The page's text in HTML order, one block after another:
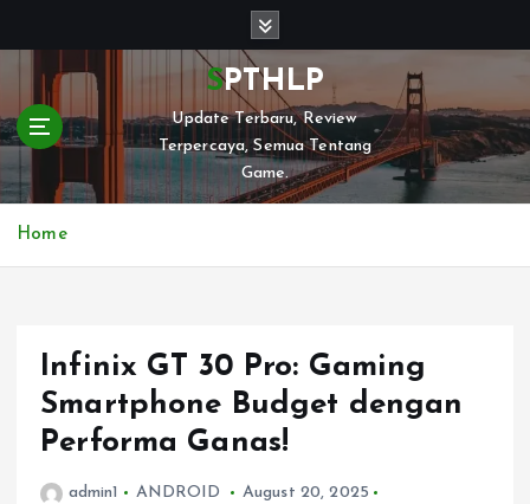
t
o
o
SPTHLP
Update Terbaru, Review
Terpercaya, Semua Tentang
Game.
Home
Infinix GT 30 Pro: Gaming
Smartphone Budget dengan
Performa Ganas!
admin1 ANDROID
August 20, 2025